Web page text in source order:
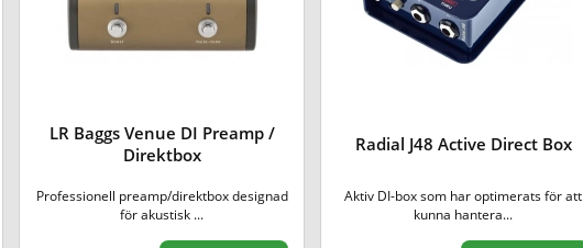
LR Baggs Venue DI Preamp /
Direktbox
Professionell preamp/direktbox designad
för akustisk ...
Radial J48 Active Direct Box
Aktiv DI-box som har optimerats för att
kunna hantera...